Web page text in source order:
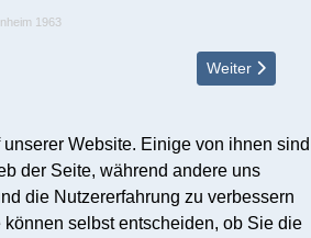
1963
1.Mai 2024 - Modellflugplatz
Nächster
Weiter
Website. Einige von ihnen sind
der Seite, während andere uns
die Nutzererfahrung zu verbessern
selbst entscheiden, ob Sie die